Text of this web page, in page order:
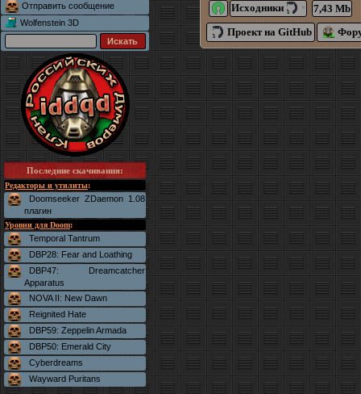
Отправить сообщение
Wolfenstein 3D
Последние скачивания:
Редакторы и утилиты:
Doomseeker ZDaemon 1.08
плагин
Уровни для Doom:
Temporal Tantrum
DBP28: Fear and Loathing
DBP47: Dreamcatcher
Apparatus
NOVA II: New Dawn
Reignited Hate
DBP59: Zeppelin Armada
DBP50: Emerald City
Cyberdreams
Wayward Puritans
Исходники
*
7,43 Mb
Проект на GitHub